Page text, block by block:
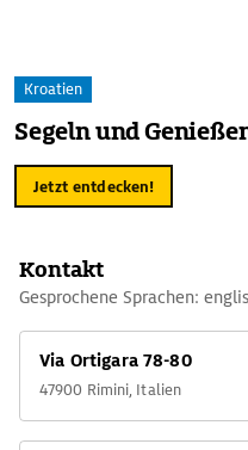
Kroatien
Segeln und
Jetzt entdecken!
Kontakt
Gesprochene Sprachen:
Via Ortigara 78-80
47900 Rimini, Italien